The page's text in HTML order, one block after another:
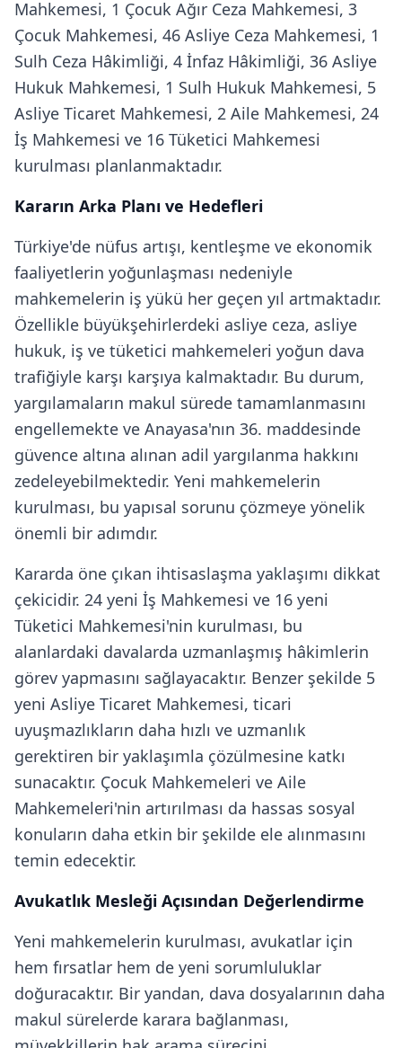
Mahkemesi, 1 Çocuk Ağır Ceza Mahkemesi, 3
Çocuk Mahkemesi, 46 Asliye Ceza Mahkemesi, 1
Sulh Ceza Hâkimliği, 4 İnfaz Hâkimliği, 36 Asliye
Hukuk Mahkemesi, 1 Sulh Hukuk Mahkemesi, 5
Asliye Ticaret Mahkemesi, 2 Aile Mahkemesi, 24
İş Mahkemesi ve 16 Tüketici Mahkemesi
kurulması planlanmaktadır.
Kararın Arka Planı ve Hedefleri
Türkiye'de nüfus artışı, kentleşme ve ekonomik
faaliyetlerin yoğunlaşması nedeniyle
mahkemelerin iş yükü her geçen yıl artmaktadır.
Özellikle büyükşehirlerdeki asliye ceza, asliye
hukuk, iş ve tüketici mahkemeleri yoğun dava
trafiğiyle karşı karşıya kalmaktadır. Bu durum,
yargılamaların makul sürede tamamlanmasını
engellemekte ve Anayasa'nın 36. maddesinde
güvence altına alınan adil yargılanma hakkını
zedeleyebilmektedir. Yeni mahkemelerin
kurulması, bu yapısal sorunu çözmeye yönelik
önemli bir adımdır.
Kararda öne çıkan ihtisaslaşma yaklaşımı dikkat
çekicidir. 24 yeni İş Mahkemesi ve 16 yeni
Tüketici Mahkemesi'nin kurulması, bu
alanlardaki davalarda uzmanlaşmış hâkimlerin
görev yapmasını sağlayacaktır. Benzer şekilde 5
yeni Asliye Ticaret Mahkemesi, ticari
uyuşmazlıkların daha hızlı ve uzmanlık
gerektiren bir yaklaşımla çözülmesine katkı
sunacaktır. Çocuk Mahkemeleri ve Aile
Mahkemeleri'nin artırılması da hassas sosyal
konuların daha etkin bir şekilde ele alınmasını
temin edecektir.
Avukatlık Mesleği Açısından Değerlendirme
Yeni mahkemelerin kurulması, avukatlar için
hem fırsatlar hem de yeni sorumluluklar
doğuracaktır. Bir yandan, dava dosyalarının daha
makul sürelerde karara bağlanması,